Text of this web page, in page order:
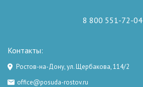
8 800 551-72-04
Контакты:
Ростов-на-Дону, ул. Щербакова, 114/2
office@posuda-rostov.ru